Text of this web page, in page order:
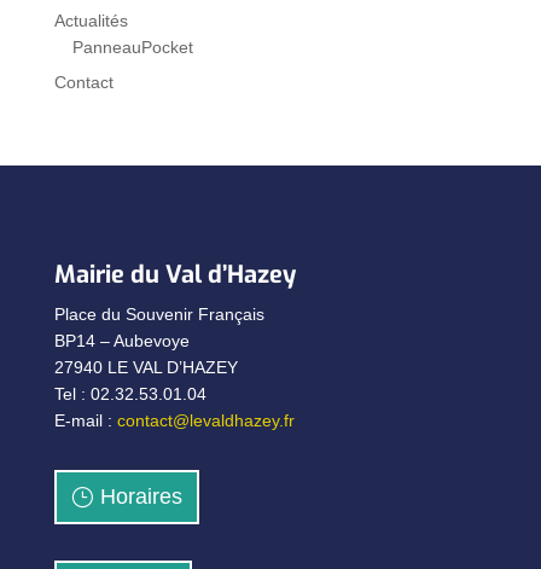
Actualités
PanneauPocket
Contact
Mairie du Val d’Hazey
Place du Souvenir Français
BP14 – Aubevoye
27940 LE VAL D’HAZEY
Tel : 02.32.53.01.04
E-mail : contact@levaldhazey.fr
Horaires